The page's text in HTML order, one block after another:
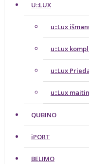
U::LUX
u::Lux
u::Lux
u::Lux
u::Lux
QUBINO
iPORT
BELIMO